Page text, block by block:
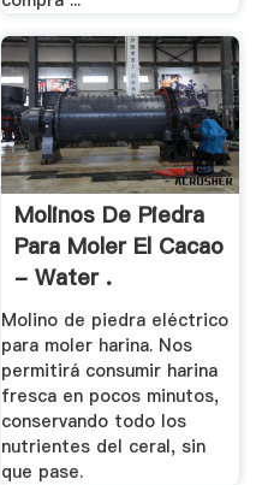
Molinos De Piedra
Para Moler El Cacao
- Water .
Molino de piedra eléctrico
para moler harina. Nos
permitirá consumir harina
fresca en pocos minutos,
conservando todo los
nutrientes del ceral, sin
que pase.